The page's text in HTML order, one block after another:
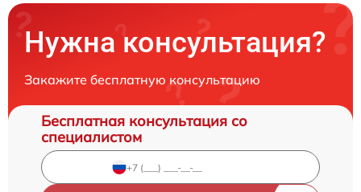
Нужна консультация?
Закажите бесплатную консультацию
Бесплатная консультация со
специалистом